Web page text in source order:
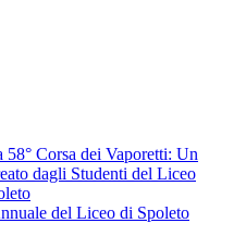
58° Corsa dei Vaporetti: Un
dagli Studenti del Liceo
del Liceo di Spoleto